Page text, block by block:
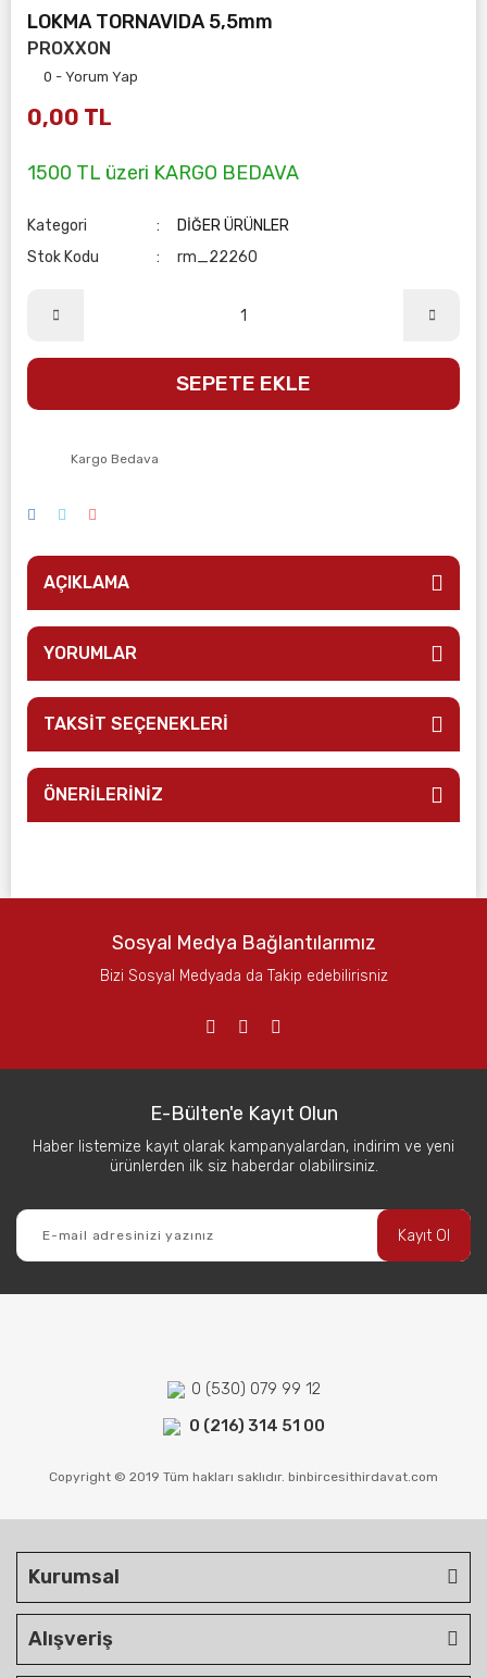
LOKMA TORNAVIDA 5,5mm
PROXXON
0 - Yorum Yap
0,00 TL
1500 TL üzeri KARGO BEDAVA
Kategori
DİĞER ÜRÜNLER
Stok Kodu
rm_22260
SEPETE EKLE
Kargo Bedava
AÇIKLAMA
YORUMLAR
TAKSİT SEÇENEKLERİ
ÖNERİLERİNİZ
Sosyal Medya Bağlantılarımız
Bizi Sosyal Medyada da Takip edebilirisniz
E-Bülten'e Kayıt Olun
Haber listemize kayıt olarak kampanyalardan, indirim ve yeni
ürünlerden ilk siz haberdar olabilirsiniz.
Kayıt Ol
0 (530) 079 99 12
0 (216) 314 51 00
Copyright © 2019 Tüm hakları saklıdır. binbircesithirdavat.com
Kurumsal
Alışveriş